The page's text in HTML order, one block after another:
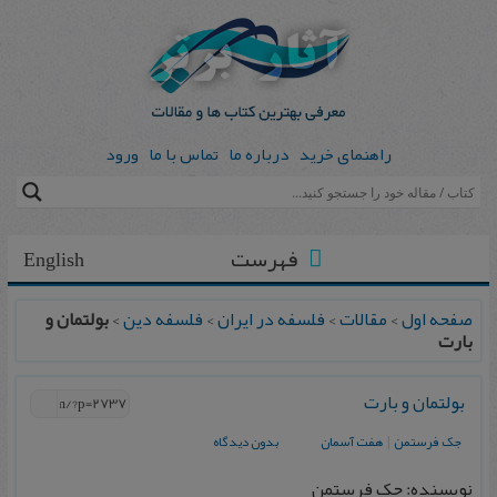
راهنمای خرید درباره ما تماس با ما ورود
English فهرست
صفحه اول>مقالات>فلسفه در ایران>فلسفه دین>بولتمان و
بارت
بولتمان و بارت
جک فرستمن |هفت آسمان بدون دیدگاه
نویسنده: جک فرستمن